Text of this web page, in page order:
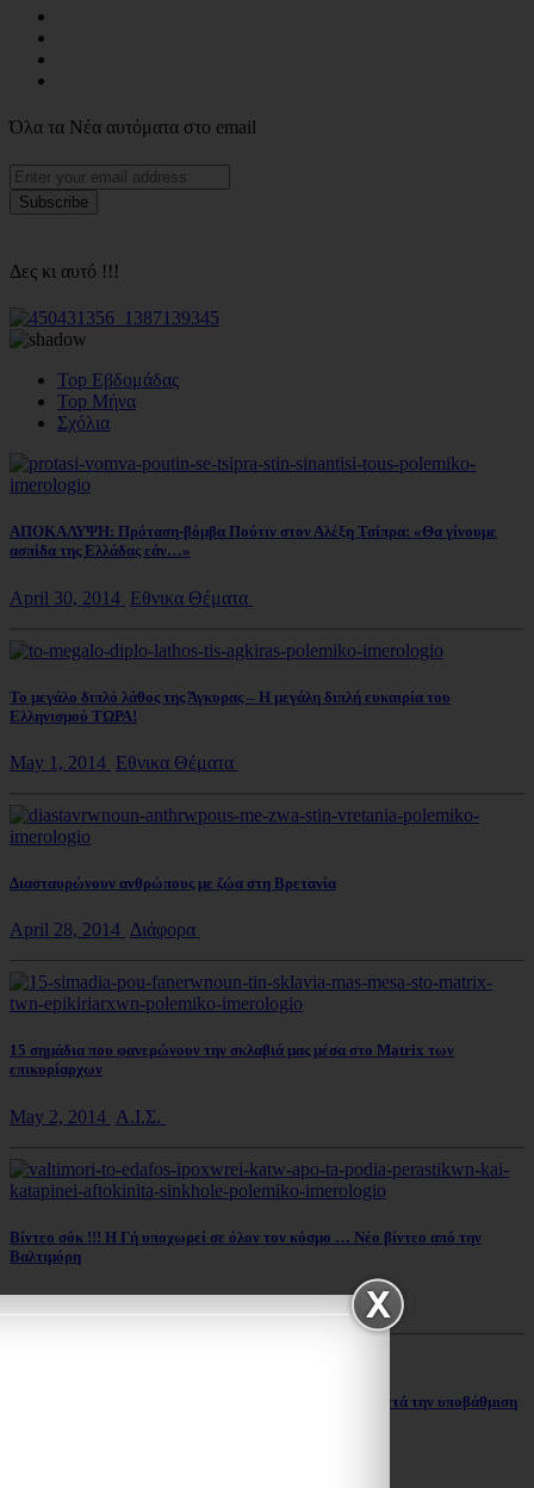
Όλα τα Νέα αυτόματα στο email
Δες κι αυτό !!!
Top Εβδομάδας
Top Μήνα
Σχόλια
ΑΠΟΚΑΛΥΨΗ: Πρόταση-βόμβα Πούτιν στον Αλέξη Τσίπρα: «Θα γίνουμε
ασπίδα της Ελλάδας εάν…»
April 30, 2014 Εθνικα Θέματα
Το μεγάλο διπλό λάθος της Άγκυρας – Η μεγάλη διπλή ευκαιρία του
Ελληνισμού ΤΩΡΑ!
May 1, 2014 Εθνικα Θέματα
Διασταυρώνουν ανθρώπους με ζώα στη Βρετανία
April 28, 2014 Διάφορα
15 σημάδια που φανερώνουν την σκλαβιά μας μέσα στο Matrix των
επικυρίαρχων
May 2, 2014 Α.Ι.Σ.
Βίντεο σόκ !!! Η Γή υποχωρεί σε όλον τον κόσμο … Νέο βίντεο από την
Βαλτιμόρη
Γελάει ο κόσμος.. Ένα βήμα πριν τα σκουπίδια η Ρωσία μετά την υποβάθμιση